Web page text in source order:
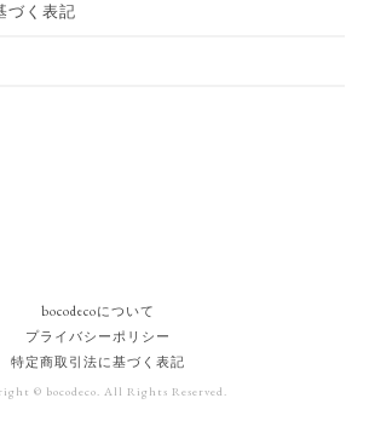
づく表記
bocodecoについて
プライバシーポリシー
特定商取引法に基づく表記
© bocodeco. All Rights Reserved.